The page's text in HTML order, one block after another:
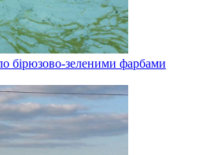
бірюзово-зеленими фарбами